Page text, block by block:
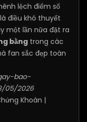
lệch điểm số
điều khó thuyết
một lần nữa đặt ra
bằng trong các
fan sắc đẹp toàn
bao-
05/2026
Khoán |